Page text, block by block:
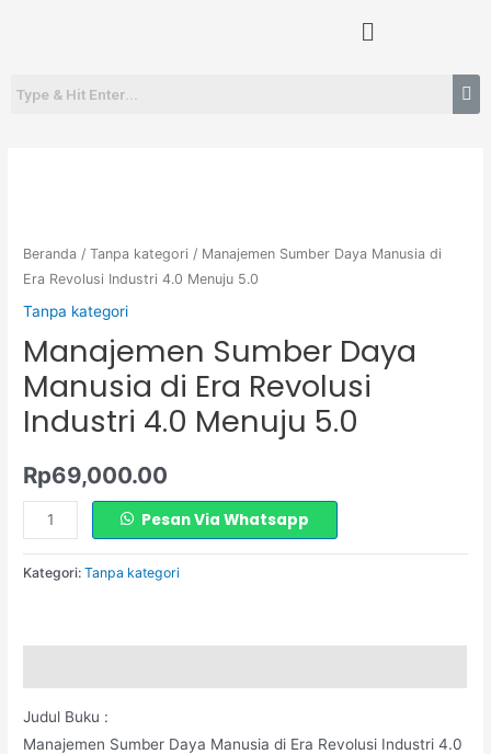
Menu
Beranda /Tanpa kategori / Manajemen Sumber Daya Manusia di
Era Revolusi Industri 4.0 Menuju 5.0
Tanpa kategori
Manajemen Sumber Daya
Manusia di Era Revolusi
Industri 4.0 Menuju 5.0
Rp69,000.00
Daya
Manusia
di
Revolusi
Industri
4.0
5.0
Pesan Via Whatsapp
Kategori:Tanpa kategori
Judul Buku :
Manajemen Sumber Daya Manusia di Era Revolusi Industri 4.0